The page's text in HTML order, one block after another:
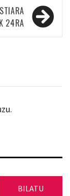
24RA